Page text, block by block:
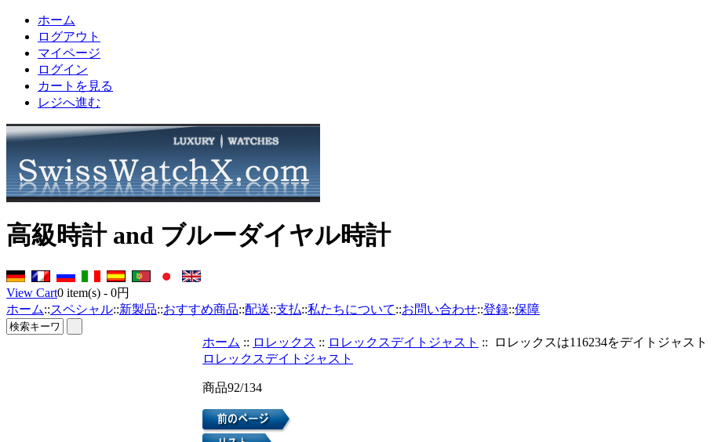
ホーム
ログアウト
マイページ
ログイン
カートを見る
レジへ進む
高級時計 and ブルーダイヤル時計
View Cart0 item(s) - 0円
ホーム::スペシャル::新製品::おすすめ商品::配送::支払::私たちについて::お問い合わせ::登録::保障
ホーム :: ロレックス :: ロレックスデイトジャスト :: ロレックスは116234をデイトジャスト
ロレックスデイトジャスト
商品92/134